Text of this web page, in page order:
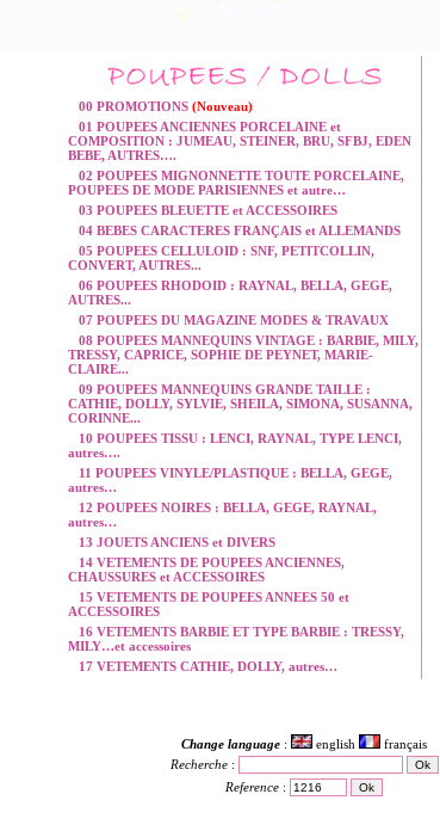
00 PROMOTIONS (Nouveau)
01 POUPEES ANCIENNES PORCELAINE et
COMPOSITION : JUMEAU, STEINER, BRU, SFBJ, EDEN
BEBE, AUTRES….
02 POUPEES MIGNONNETTE TOUTE PORCELAINE,
POUPEES DE MODE PARISIENNES et autre…
03 POUPEES BLEUETTE et ACCESSOIRES
04 BEBES CARACTERES FRANÇAIS et ALLEMANDS
05 POUPEES CELLULOID : SNF, PETITCOLLIN,
CONVERT, AUTRES...
06 POUPEES RHODOID : RAYNAL, BELLA, GEGE,
AUTRES...
07 POUPEES DU MAGAZINE MODES & TRAVAUX
08 POUPEES MANNEQUINS VINTAGE : BARBIE, MILY,
TRESSY, CAPRICE, SOPHIE DE PEYNET, MARIE-
CLAIRE...
09 POUPEES MANNEQUINS GRANDE TAILLE :
CATHIE, DOLLY, SYLVIE, SHEILA, SIMONA, SUSANNA,
CORINNE...
10 POUPEES TISSU : LENCI, RAYNAL, TYPE LENCI,
autres….
11 POUPEES VINYLE/PLASTIQUE : BELLA, GEGE,
autres…
12 POUPEES NOIRES : BELLA, GEGE, RAYNAL,
autres…
13 JOUETS ANCIENS et DIVERS
14 VETEMENTS DE POUPEES ANCIENNES,
CHAUSSURES et ACCESSOIRES
15 VETEMENTS DE POUPEES ANNEES 50 et
ACCESSOIRES
16 VETEMENTS BARBIE ET TYPE BARBIE : TRESSY,
MILY…et accessoires
17 VETEMENTS CATHIE, DOLLY, autres…
Change language : english
français
Recherche:
Reference :